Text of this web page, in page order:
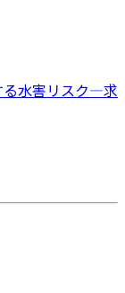
る⽔害リスク―求